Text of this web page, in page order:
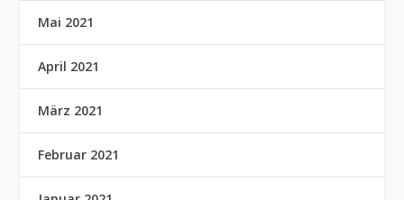
Mai 2021
April 2021
März 2021
Februar 2021